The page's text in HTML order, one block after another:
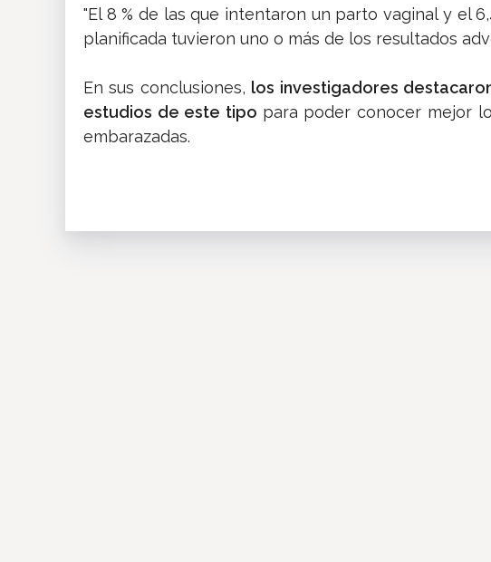
"El 8 % de las que intentaron un parto vaginal y el
planificada tuvieron uno o más de los resultados
En sus conclusiones, los investigadores
estudios de este tipo para poder conocer mejor
embarazadas.